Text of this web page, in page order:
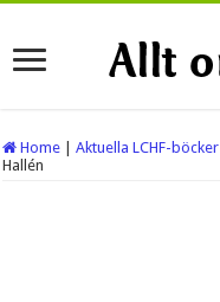
Home Aktuella LCHF-böcker
Hallén